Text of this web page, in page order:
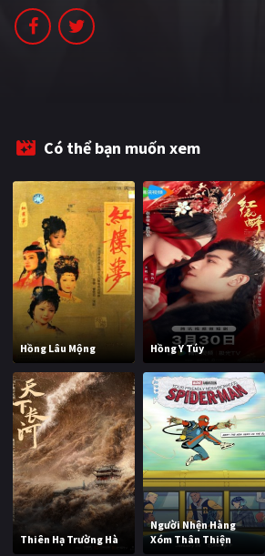
Có thể bạn muốn xem
Hồng Lâu Mộng Hồng Y Túy
Thiên Hạ Trường Hà
Người Nhện Hàng
Xóm Thân Thiện